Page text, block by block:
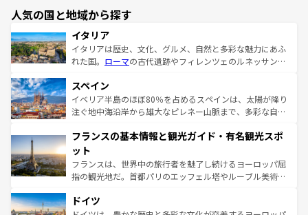
人気の国と地域から探す
イタリア
イタリアは歴史、文化、グルメ、自然と多彩な魅力にあふ
れた国。 ローマの古代遺跡やフィレンツェのルネッサンス
ろん、トスカーナの美しい田園風景やアマルフィ海岸の絶
景など、自然景観も見逃せない。観光の合間には、本場の
ピザやパスタなど、絶品のイタリア料理を堪能することも
ませてくれるイタリアで、忘れられない旅をしてみよう！
なお、新着のイタリア情報は
しい。
スペイン
イベリア半島のほぼ80％を占めるスペインは、太陽が降り
注ぐ地中海沿岸から雄大なピレネー山脈まで、多彩な自然
文化が根付くこの国では、情熱的なフラメンコ、熱気あふ
れる闘牛、そして美味しいタパスが生活の一部となってい
る。首都マドリードの洗練された雰囲気や、バルセロナの
アートに溢れた街角から、地方では古代ローマ遺跡や中世
せる。地方によって風土や気候が異なるスペインはその個
性で訪れる人を魅了する。 なお、新着のスペイン情報は コ
フランスの基本情報と観光ガイド・有名観光スポ
ット
フランスは、世界中の旅行者を魅了し続けるヨーロッパ屈
指の観光地だ。首都パリのエッフェル塔やルーブル美術館
で、幅広い魅力が詰まっている。華麗な宮殿、歴史的な大
ドイツ